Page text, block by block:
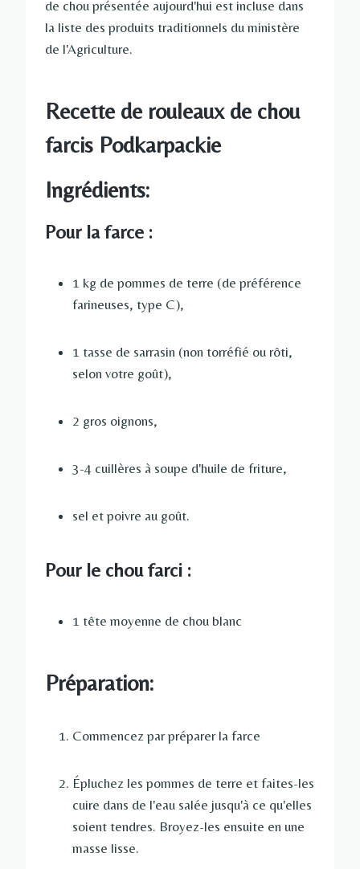
de chou présentée aujourd'hui est incluse dans
la liste des produits traditionnels du ministère
de l'Agriculture.
Recette de rouleaux de chou
farcis Podkarpackie
Ingrédients:
Pour la farce :
1 kg de pommes de terre (de préférence
farineuses, type C),
1 tasse de sarrasin (non torréfié ou rôti,
selon votre goût),
2 gros oignons,
3-4 cuillères à soupe d'huile de friture,
sel et poivre au goût.
Pour le chou farci :
1 tête moyenne de chou blanc
Préparation:
Commencez par préparer la farce
Épluchez les pommes de terre et faites-les
cuire dans de l'eau salée jusqu'à ce qu'elles
soient tendres. Broyez-les ensuite en une
masse lisse.